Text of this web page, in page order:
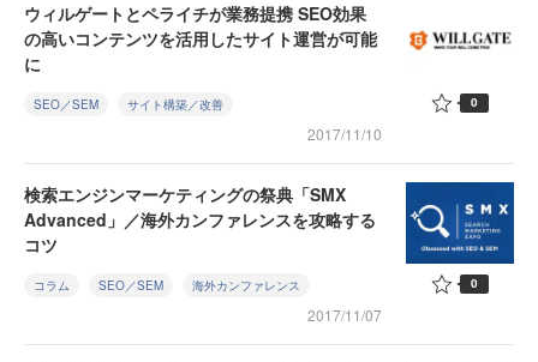
ウィルゲートとペライチが業務提携 SEO効果
の高いコンテンツを活用したサイト運営が可能
に
SEO／SEM サイト構築／改善
2017/11/10
0
検索エンジンマーケティングの祭典「SMX
Advanced」／海外カンファレンスを攻略する
コツ
コラム SEO／SEM 海外カンファレンス
2017/11/07
0